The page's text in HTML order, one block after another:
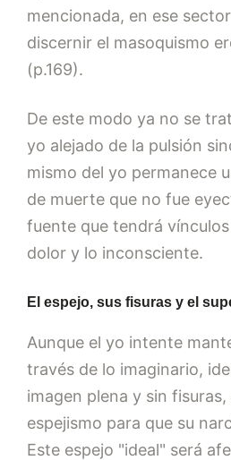
mencionada, en ese
discernir el masoquismo
(p.169).
De este modo ya no se
yo alejado de la pulsión
mismo del yo permanece
de muerte que no fue
fuente que tendrá
dolor y lo inconsciente.
El espejo, sus fisuras y el
Aunque el yo intente
través de lo imaginario,
imagen plena y sin fisuras,
espejismo para que su
Este espejo "ideal" será